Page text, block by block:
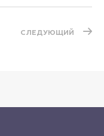
СЛЕДУЮЩИЙ